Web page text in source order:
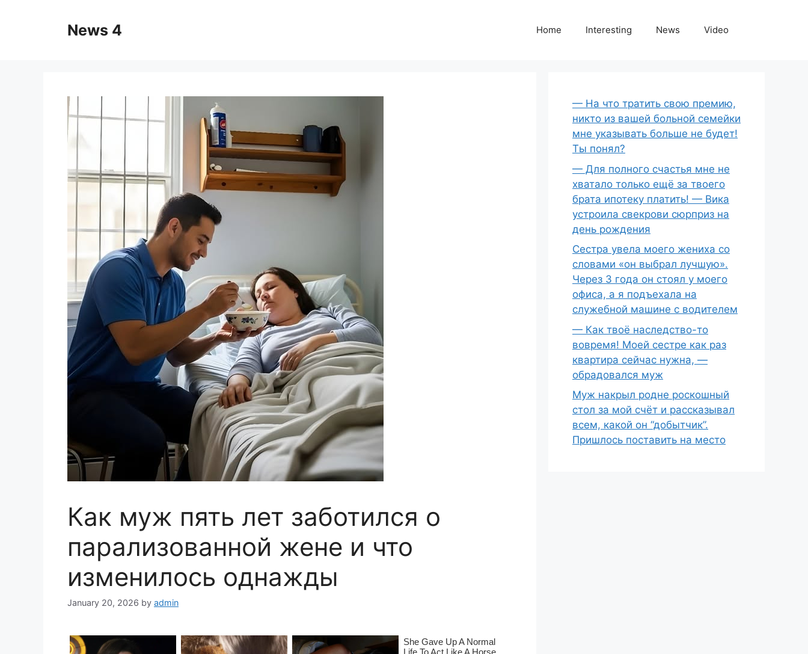
News 4 Home Interesting News Video
Как муж пять лет заботился о
парализованной жене и что
изменилось однажды
January 20, 2026 by admin
— На что тратить свою премию,
никто из вашей больной семейки
мне указывать больше не будет!
Ты понял?
— Для полного счастья мне не
хватало только ещё за твоего
брата ипотеку платить! — Вика
устроила свекрови сюрприз на
день рождения
Сестра увела моего жениха со
словами «он выбрал лучшую».
Через 3 года он стоял у моего
офиса, а я подъехала на
служебной машине с водителем
— Как твоё наследство-то
вовремя! Моей сестре как раз
квартира сейчас нужна, —
обрадовался муж
Муж накрыл родне роскошный
стол за мой счёт и рассказывал
всем, какой он “добытчик”.
Пришлось поставить на место